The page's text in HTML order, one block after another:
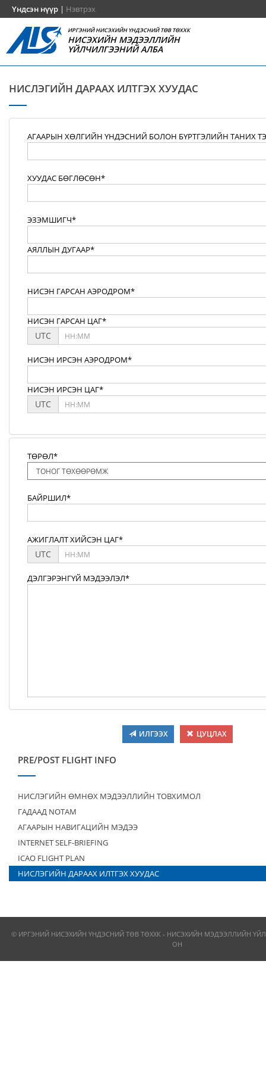
Үндсэн нүүр | Нэвтрэх
ИРГЭНИЙ НИСЭХИЙН ҮНДЭСНИЙ ТӨВ ТӨХХК
НИСЭХИЙН МЭДЭЭЛЛИЙН
ҮЙЛЧИЛГЭЭНИЙ АЛБА
НИСЛЭГИЙН ДАРААХ ИЛТГЭХ ХУУДАС
АГААРЫН ХӨЛГИЙН ҮНДЭСНИЙ БОЛОН БҮРТГЭЛИЙН ТАНИХ
ХУУДАС БӨГЛӨСӨН*
ЭЗЭМШИГЧ*
АЯЛЛЫН ДУГААР*
НИСЭН ГАРСАН АЭРОДРОМ*
НИСЭН ГАРСАН ЦАГ*
UTC
НИСЭН ИРСЭН АЭРОДРОМ*
НИСЭН ИРСЭН ЦАГ*
UTC
ТӨРӨЛ*
БАЙРШИЛ*
АЖИГЛАЛТ ХИЙСЭН ЦАГ*
UTC
ДЭЛГЭРЭНГҮЙ МЭДЭЭЛЭЛ*
ИЛГЭЭХ ЦУЦЛАХ
PRE/POST FLIGHT INFO
НИСЛЭГИЙН ӨМНӨХ МЭДЭЭЛЛИЙН ТОВХИМОЛ
ГАДААД NOTAM
АГААРЫН НАВИГАЦИЙН МЭДЭЭ
INTERNET SELF-BRIEFING
ICAO FLIGHT PLAN
НИСЛЭГИЙН ДАРААХ ИЛТГЭХ ХУУДАС
© ИРГЭНИЙ НИСЭХИЙН ҮНДЭСНИЙ ТӨВ ТӨХХК - НИСЭХИЙН МЭДЭЭЛЛИЙН
ОН